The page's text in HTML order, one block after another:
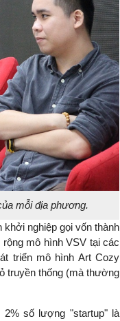
mỗi địa phương.
nghiệp gọi vốn thành
mô hình VSV tại các
triển mô hình Art Cozy
truyền thống (mà thường
2% số lượng "startup" là